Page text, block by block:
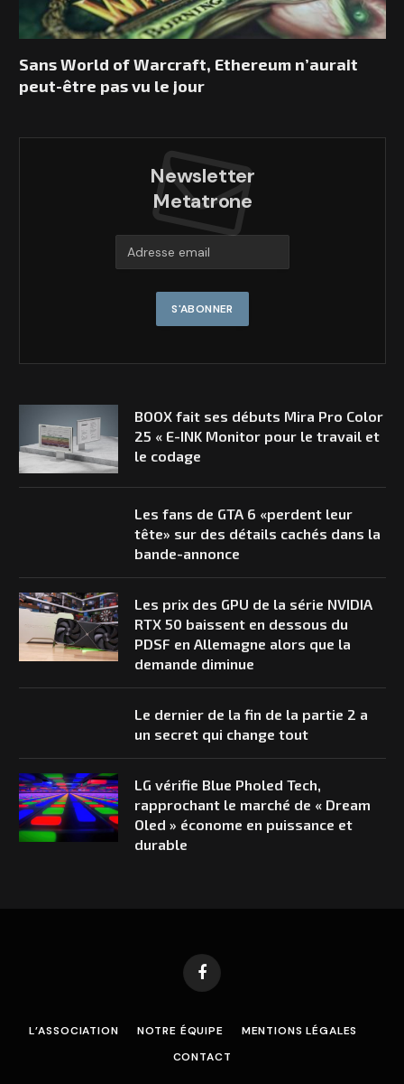
Sans World of Warcraft, Ethereum n’aurait
peut-être pas vu le jour
Newsletter
Metatrone
BOOX fait ses débuts Mira Pro Color
25 « E-INK Monitor pour le travail et
le codage
Les fans de GTA 6 «perdent leur
tête» sur des détails cachés dans la
bande-annonce
Les prix des GPU de la série NVIDIA
RTX 50 baissent en dessous du
PDSF en Allemagne alors que la
demande diminue
Le dernier de la fin de la partie 2 a
un secret qui change tout
LG vérifie Blue Pholed Tech,
rapprochant le marché de « Dream
Oled » économe en puissance et
durable
Facebook
L’ASSOCIATION NOTRE ÉQUIPE
MENTIONS LÉGALES
CONTACT